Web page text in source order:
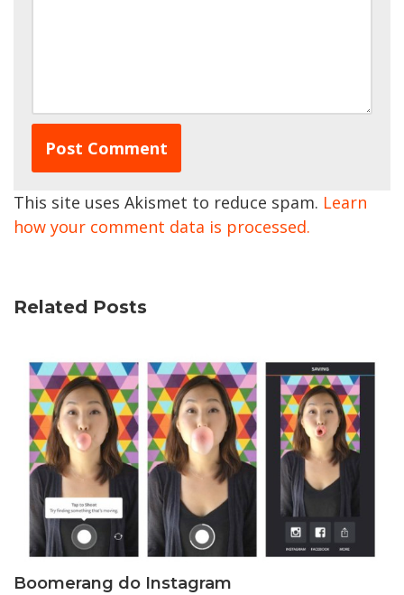
This site uses Akismet to reduce spam. Learn
how your comment data is processed.
Related Posts
Boomerang do Instagram